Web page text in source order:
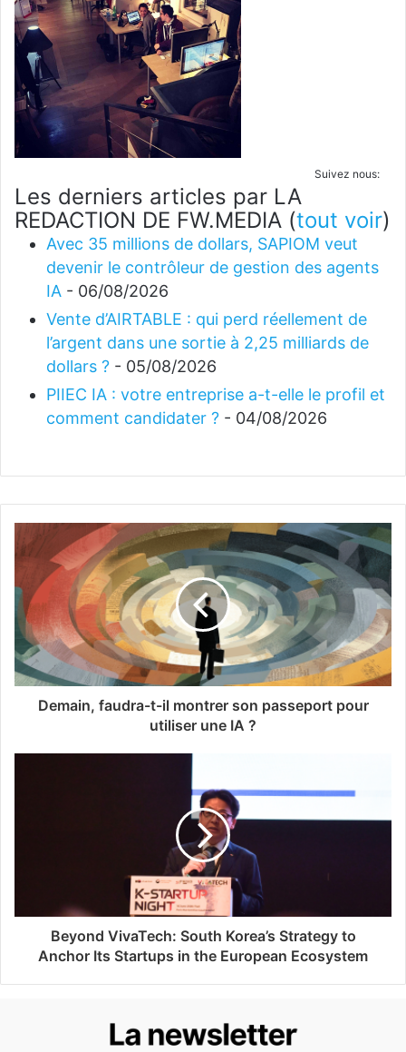
Suivez nous:
Les derniers articles par LA
REDACTION DE FW.MEDIA (tout voir)
Avec 35 millions de dollars, SAPIOM veut
devenir le contrôleur de gestion des agents
IA - 06/08/2026
Vente d’AIRTABLE : qui perd réellement de
l’argent dans une sortie à 2,25 milliards de
dollars ? - 05/08/2026
PIIEC IA : votre entreprise a-t-elle le profil et
comment candidater ? - 04/08/2026
Demain, faudra-t-il montrer son passeport pour
utiliser une IA ?
Beyond VivaTech: South Korea’s Strategy to
Anchor Its Startups in the European Ecosystem